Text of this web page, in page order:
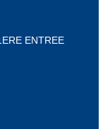
ENTREE